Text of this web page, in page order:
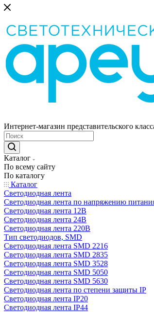
Интернет-магазин представительского
Каталог
По всему сайту
По каталогу
Каталог
Светодиодная лента
Светодиодная лента по напряжению
Светодиодная лента 12В
Светодиодная лента 24В
Светодиодная лента 220В
Тип светодиодов, SMD
Cветодиодная лента SMD 2216
Светодиодная лента SMD 2835
Светодиодная лента SMD 3528
Светодиодная лента SMD 5050
Светодиодная лента SMD 5630
Светодиодная лента по степени защиты IP
Светодиодная лента IP20
Светодиодная лента IP44